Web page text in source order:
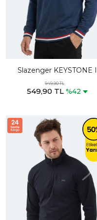
Slazenger KEYSTONE I
Erkek Lacivert Sweatshırt
949,90 TL
549,90 TL %42